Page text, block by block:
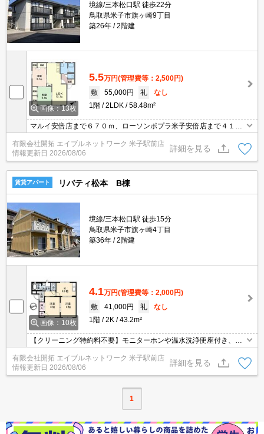
境線/三本松口駅 徒歩22分
鳥取県米子市旗ヶ崎9丁目
築26年
2階建
画像：13枚
5.5万円(管理費等：2,500円)
敷
55,000円 礼
なし
1階
2LDK 58.48m²
マルイ安倍店まで６７０ｍ、ローソンポプラ米子安倍店まで４１０
ｍ、ジュンテンドー安倍店まで７６０ｍ♪
有限会社開拓 エイブルネットワーク 米子駅前店
情報更新日 2026/08/06
詳細を見る
賃貸アパート リバティ松本 B棟
境線/三本松口駅 徒歩15分
鳥取県米子市旗ヶ崎4丁目
築36年
2階建
画像：10枚
4.1万円(管理費等：2,000円)
敷
41,000円 礼
なし
1階
2K 43.2m²
【クリーニング特約料不要】モニターホンや温水洗浄便座付き、全
室洋室に改装済です♪♪ローソン（米子旗ヶ崎八丁目店）まで６５０
ｍ・スーパーまるごう（上後藤店）まで８６０ｍです。窓はすべて
遮熱断熱ペアガラスに交換済み！
有限会社開拓 エイブルネットワーク 米子駅前店
情報更新日 2026/08/06
詳細を見る
1